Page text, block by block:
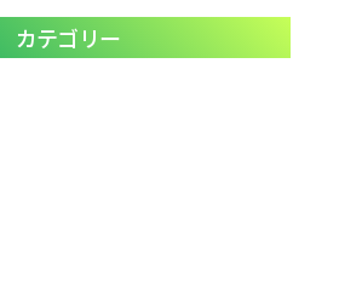
カテゴリー